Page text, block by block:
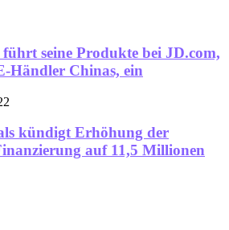
seine Produkte bei JD.com,
Händler Chinas, ein
kündigt Erhöhung der
auf 11,5 Millionen